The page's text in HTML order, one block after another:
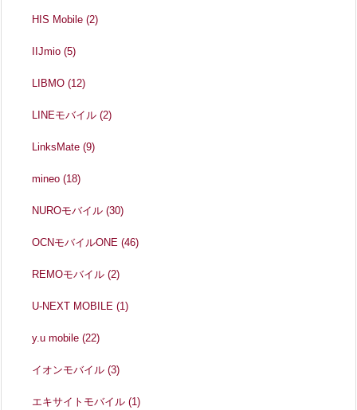
HIS Mobile(2)
IIJmio(5)
LIBMO(12)
LINEモバイル(2)
LinksMate(9)
mineo(18)
NUROモバイル(30)
OCNモバイルONE(46)
REMOモバイル(2)
U-NEXT MOBILE(1)
y.u mobile(22)
イオンモバイル(3)
エキサイトモバイル(1)